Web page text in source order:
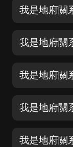
我是地府關
我是地府關
我是地府關
我是地府關
我是地府關